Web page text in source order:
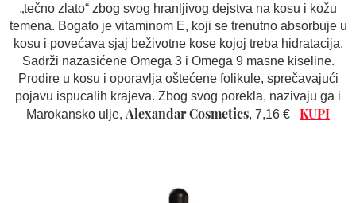
„tečno zlato“ zbog svog hranljivog dejstva na kosu i kožu
temena. Bogato je vitaminom E, koji se trenutno absorbuje u
kosu i povećava sjaj beživotne kose kojoj treba hidratacija.
Sadrži nazasićene Omega 3 i Omega 9 masne kiseline.
Prodire u kosu i oporavlja oštećene folikule, sprečavajući
pojavu ispucalih krajeva. Zbog svog porekla, nazivaju ga i
Marokansko ulje, Alexandar Cosmetics, 7,16 € KUPI